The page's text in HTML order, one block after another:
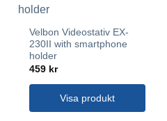
Velbon Videostativ EX-
230II with smartphone
holder
459 kr
Visa produkt